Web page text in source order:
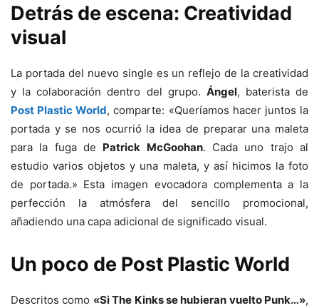
Detrás de escena: Creatividad
visual
La portada del nuevo single es un reflejo de la creatividad
y la colaboración dentro del grupo. Ángel, baterista de
Post Plastic World, comparte: «Queríamos hacer juntos la
portada y se nos ocurrió la idea de preparar una maleta
para la fuga de Patrick McGoohan. Cada uno trajo al
estudio varios objetos y una maleta, y así hicimos la foto
de portada.» Esta imagen evocadora complementa a la
perfección la atmósfera del sencillo promocional,
añadiendo una capa adicional de significado visual.
Un poco de Post Plastic World
Descritos como «Si The Kinks se hubieran vuelto Punk…»,